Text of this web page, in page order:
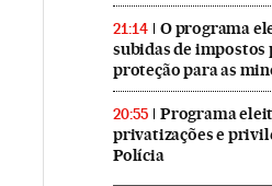
21:14
O programa
subidas de impostos
proteção para as
20:55
Programa
privatizações e
Polícia